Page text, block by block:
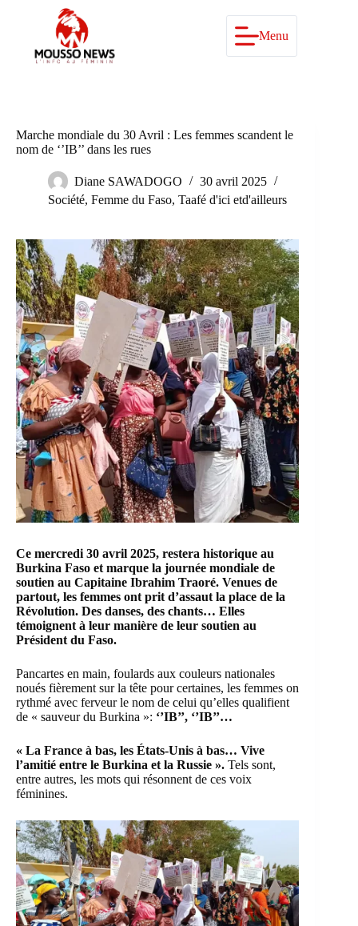
Menu
Marche mondiale du 30 Avril : Les femmes scandent le
nom de ‘’IB’’ dans les rues
Diane SAWADOGO
30 avril 2025
Société, Femme du Faso, Taafé d'ici etd'ailleurs
Ce mercredi 30 avril 2025, restera historique au
Burkina Faso et marque la journée mondiale de
soutien au Capitaine Ibrahim Traoré. Venues de
partout, les femmes ont prit d’assaut la place de la
Révolution. Des danses, des chants… Elles
témoignent à leur manière de leur soutien au
Président du Faso.
Pancartes en main, foulards aux couleurs nationales
noués fièrement sur la tête pour certaines, les femmes on
rythmé avec ferveur le nom de celui qu’elles qualifient
de « sauveur du Burkina »: ‘’IB’’, ‘’IB’’…
« La France à bas, les États-Unis à bas… Vive
l’amitié entre le Burkina et la Russie ». Tels sont,
entre autres, les mots qui résonnent de ces voix
féminines.